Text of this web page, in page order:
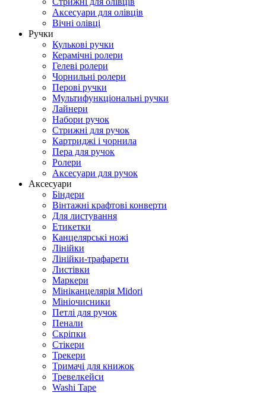
Аксесуари для олівців
Вічні олівці
Ручки
Кулькові ручки
Керамічні ролери
Гелеві ролери
Чорнильні ролери
Перові ручки
Мультифункціональні ручки
Лайнери
Набори ручок
Стрижні для ручок
Картриджі і чорнила
Пера для ручок
Ролери
Аксесуари для ручок
Аксесуари
Біндери
Вінтажні крафтові конверти
Для листування
Етикетки
Канцелярські ножі
Лінійки
Лінійки-трафарети
Листівки
Маркери
Мініканцелярія Midori
Мініочисники
Петлі для ручок
Пенали
Скріпки
Стікери
Трекери
Тримачі для книжок
Тревелкейси
Washi Tape